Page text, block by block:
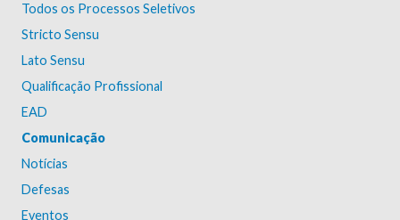
Todos os Processos Seletivos
Stricto Sensu
Lato Sensu
Qualificação Profissional
EAD
Comunicação
Notícias
Defesas
Eventos